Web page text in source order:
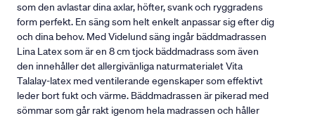
som den avlastar dina axlar, höfter, svank och ryggradens
form perfekt. En säng som helt enkelt anpassar sig efter dig
och dina behov. Med Videlund säng ingår bäddmadrassen
Lina Latex som är en 8 cm tjock bäddmadrass som även
den innehåller det allergivänliga naturmaterialet Vita
Talalay-latex med ventilerande egenskaper som effektivt
leder bort fukt och värme. Bäddmadrassen är pikerad med
sömmar som går rakt igenom hela madrassen och håller